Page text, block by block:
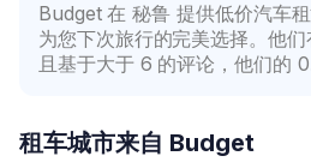
Budget 在 秘鲁 提供低价汽车
为您下次旅行的完美选择。他
且基于大于 6 的评论，他们的
租车城市来自 Budget